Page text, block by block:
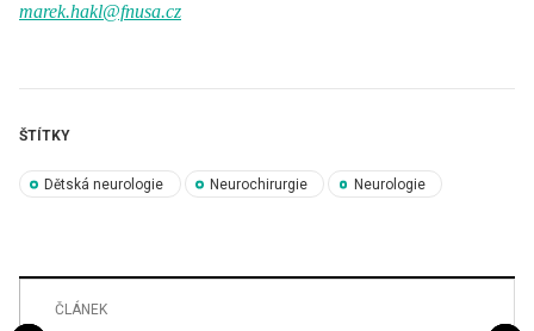
marek.hakl@fnusa.cz
ŠTÍTKY
Dětská neurologie Neurochirurgie Neurologie
ČLÁNEK